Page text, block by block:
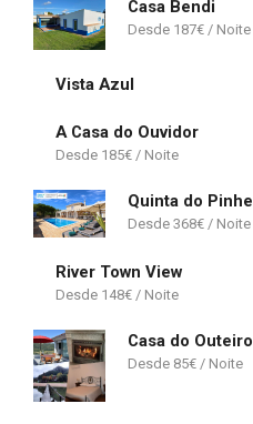
Casa Bendi
187€
Vista Azul
A Casa do Ouvidor
185€
368€
River Town View
148€
Casa do Outeiro
85€